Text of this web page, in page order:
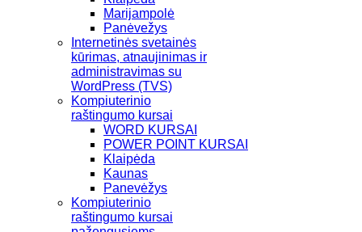
Marijampolė
Panėvežys
Internetinės svetainės
kūrimas, atnaujinimas ir
administravimas su
WordPress (TVS)
Kompiuterinio
raštingumo kursai
WORD KURSAI
POWER POINT KURSAI
Klaipėda
Kaunas
Panevėžys
Kompiuterinio
raštingumo kursai